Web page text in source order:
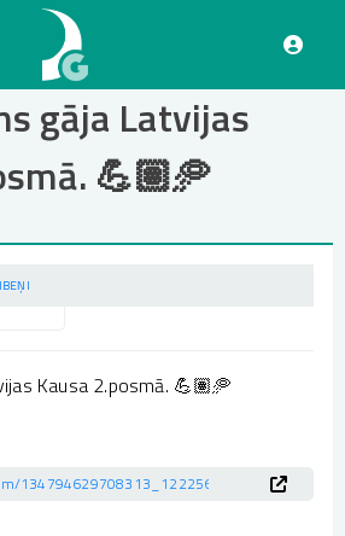
gāja Latvijas
💪🏽🥏
Kausa 2.posmā. 💪🏽🥏
134794629708313_122256131612040293